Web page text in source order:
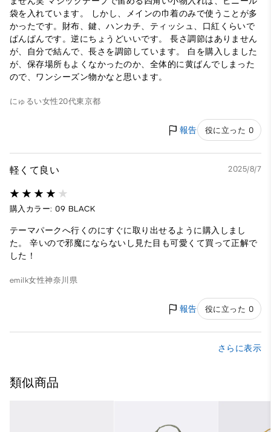
袋を入れています。 しかし、メインの巾着のみで使うことが多
かったです。財布、鍵、ハンカチ、ティッシュ、口紅くらいで
ぱんぱんです。逆にちょうどいいです。 長さ調節はありません
が、自分で結んで、長さを調節しています。 白を購入しました
が、保存場所もよくなかったのか、全体的に黄ばんでしまった
ので、ワンシーズン物かなと思います。
にゅるい女性20代東京都
報告 役に立った 0
軽くて良い 2025/8/7
購入カラー: 09 BLACK
テーマパークへ行くのにすぐに取り出せるように購入しまし
た。 辛いので邪魔にならないし見た目も可愛くて買って正解で
した！
emilk女性神奈川県
報告 役に立った 0
さらに表示
類似商品